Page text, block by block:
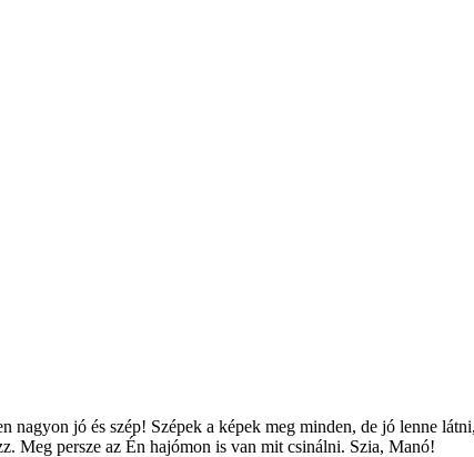
nagyon jó és szép! Szépek a képek meg minden, de jó lenne
Meg persze az Én hajómon is van mit csinálni. Szia, Manó!